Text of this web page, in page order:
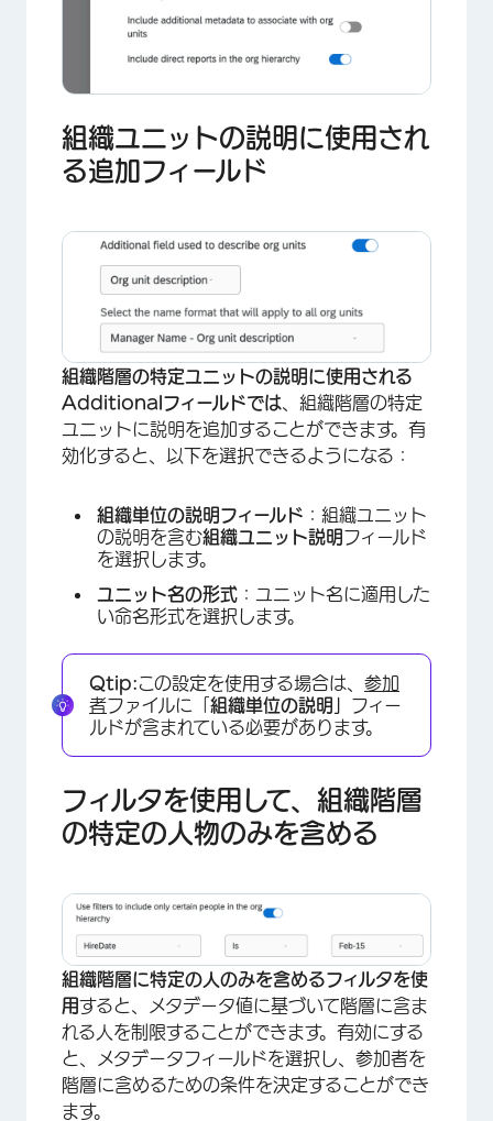
×
組織ユニットの説明に使用され
る追加フィールド
×
組織階層の特定ユニットの説明に使用される
Additionalフィールドでは、組織階層の特定
ユニットに説明を追加することができます。有
効化すると、以下を選択できるようになる：
組織単位の説明フィールド ：組織ユニット
の説明を含む組織ユニット説明フィールド
を選択します。
ユニット名の形式 ：ユニット名に適用した
い命名形式を選択します。
Qtip:この設定を使用する場合は、 参加
者ファイルに「 組織単位の説明」 フィー
ルドが含まれている必要があります。
フィルタを使用して、組織階層
の特定の人物のみを含める
組織階層に特定の人のみを含めるフィルタを使
用すると、メタデータ値に基づいて階層に含ま
れる人を制限することができます。有効にする
と、メタデータフィールドを選択し、参加者を
階層に含めるための条件を決定することができ
ます。